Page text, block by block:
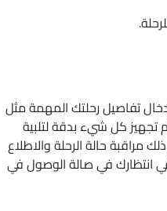
تفاصيل رحلتك المهمة مثل
تجهيز كل شيء بدقة لتلبية
مراقبة حالة الرحلة والاطلاع
انتظارك في صالة الوصول في